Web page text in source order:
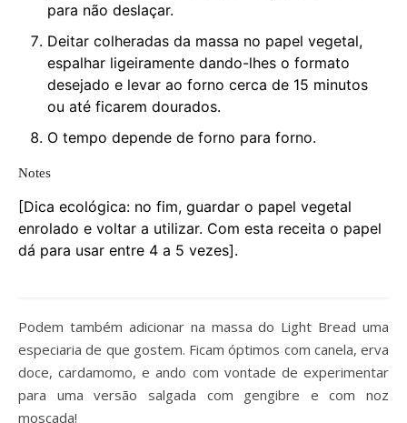
para não deslaçar.
Deitar colheradas da massa no papel vegetal,
espalhar ligeiramente dando-lhes o formato
desejado e levar ao forno cerca de 15 minutos
ou até ficarem dourados.
O tempo depende de forno para forno.
Notes
[Dica ecológica: no fim, guardar o papel vegetal
enrolado e voltar a utilizar. Com esta receita o papel
dá para usar entre 4 a 5 vezes].
Podem também adicionar na massa do Light Bread uma
especiaria de que gostem. Ficam óptimos com canela, erva
doce, cardamomo, e ando com vontade de experimentar
para uma versão salgada com gengibre e com noz
moscada!